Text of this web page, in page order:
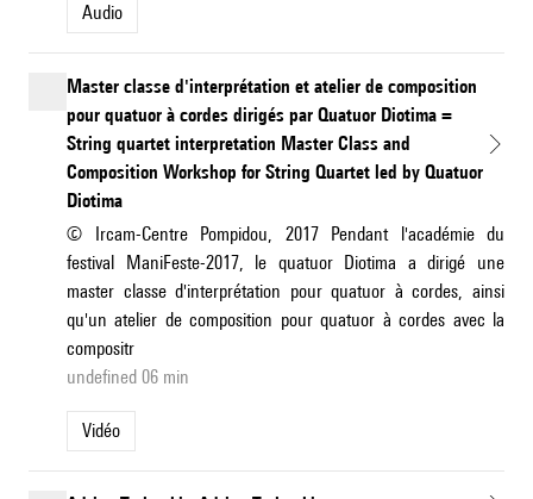
Audio
Master classe d'interprétation et atelier de composition
pour quatuor à cordes dirigés par Quatuor Diotima =
String quartet interpretation Master Class and
Composition Workshop for String Quartet led by Quatuor
Diotima
© Ircam-Centre Pompidou, 2017 Pendant l'académie du
festival ManiFeste-2017, le quatuor Diotima a dirigé une
master classe d'interprétation pour quatuor à cordes, ainsi
qu'un atelier de composition pour quatuor à cordes avec la
compositr
undefined 06 min
Vidéo